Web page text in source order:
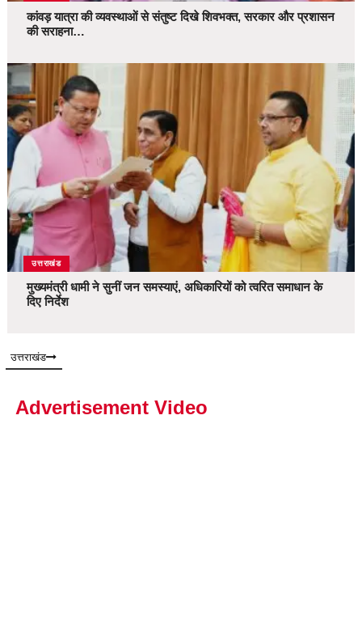
कांवड़ यात्रा की व्यवस्थाओं से संतुष्ट दिखे शिवभक्त, सरकार और प्रशासन
की सराहना…
उत्तराखंड
मुख्यमंत्री धामी ने सुनीं जन समस्याएं, अधिकारियों को त्वरित समाधान के
दिए निर्देश
उत्तराखंड
Advertisement Video